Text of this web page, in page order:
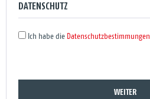
DATENSCHUTZ
Ich habe die Datenschutzbestimmungen
WEITER